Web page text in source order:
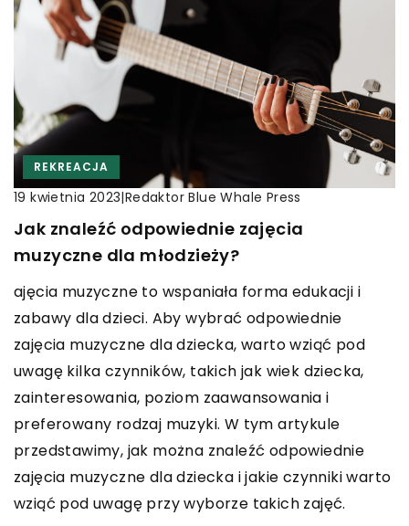
REKREACJA
19 kwietnia 2023|Redaktor Blue Whale Press
Jak znaleźć odpowiednie zajęcia
muzyczne dla młodzieży?
ajęcia muzyczne to wspaniała forma edukacji i
zabawy dla dzieci. Aby wybrać odpowiednie
zajęcia muzyczne dla dziecka, warto wziąć pod
uwagę kilka czynników, takich jak wiek dziecka,
zainteresowania, poziom zaawansowania i
preferowany rodzaj muzyki. W tym artykule
przedstawimy, jak można znaleźć odpowiednie
zajęcia muzyczne dla dziecka i jakie czynniki warto
wziąć pod uwagę przy wyborze takich zajęć.